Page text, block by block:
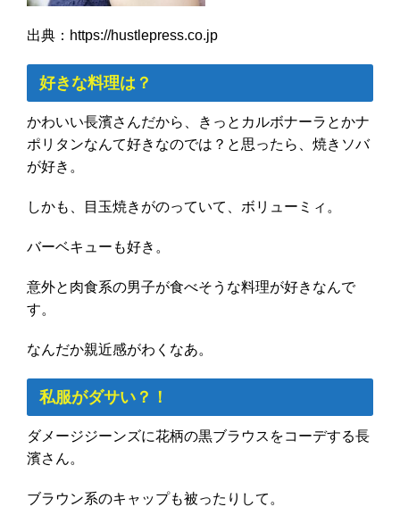
出典：https://hustlepress.co.jp
好きな料理は？
かわいい長濱さんだから、きっとカルボナーラとかナ
ポリタンなんて好きなのでは？と思ったら、焼きソバ
が好き。
しかも、目玉焼きがのっていて、ボリューミィ。
バーベキューも好き。
意外と肉食系の男子が食べそうな料理が好きなんで
す。
なんだか親近感がわくなあ。
私服がダサい？！
ダメージジーンズに花柄の黒ブラウスをコーデする長
濱さん。
ブラウン系のキャップも被ったりして。